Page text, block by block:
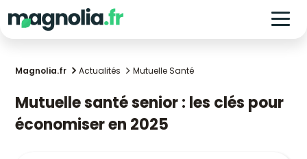
Magnolia.fr Actualités Mutuelle Santé
Mutuelle santé senior : les clés pour
économiser en 2025